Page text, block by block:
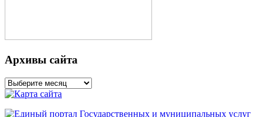
Архивы сайта
Архивы
сайта